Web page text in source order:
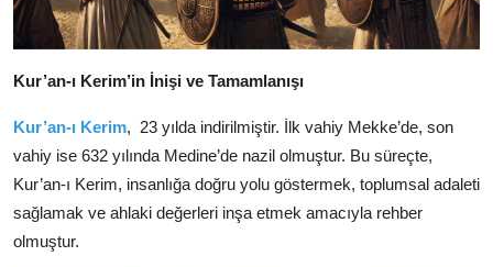
Kur’an-ı Kerim’in İnişi ve Tamamlanışı
Kur’an-ı Kerim, 23 yılda indirilmiştir. İlk vahiy Mekke’de, son
vahiy ise 632 yılında Medine’de nazil olmuştur. Bu süreçte,
Kur’an-ı Kerim, insanlığa doğru yolu göstermek, toplumsal adaleti
sağlamak ve ahlaki değerleri inşa etmek amacıyla rehber
olmuştur.